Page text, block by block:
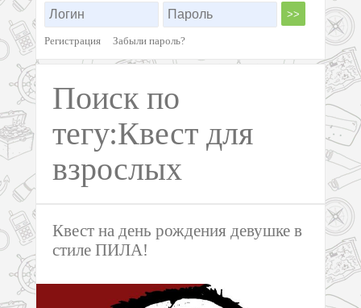
Регистрация Забыли пароль?
Поиск по
тегу:Квест для
взрослых
Квест на день рождения девушке в
стиле ПИЛА!